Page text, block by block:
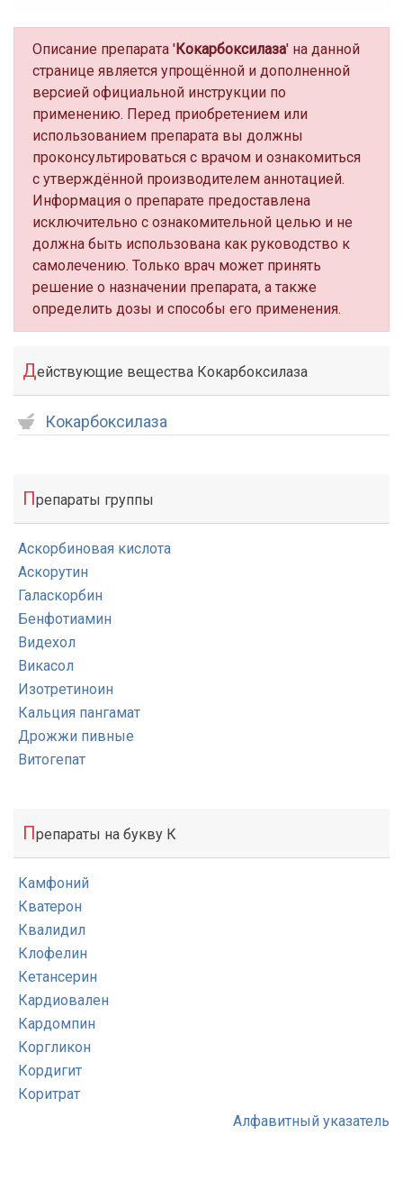
Описание препарата 'Кокарбоксилаза' на данной
странице является упрощённой и дополненной
версией официальной инструкции по
применению. Перед приобретением или
использованием препарата вы должны
проконсультироваться с врачом и ознакомиться
с утверждённой производителем аннотацией.
Информация о препарате предоставлена
исключительно с ознакомительной целью и не
должна быть использована как руководство к
самолечению. Только врач может принять
решение о назначении препарата, а также
определить дозы и способы его применения.
Действующие вещества Кокарбоксилаза
Кокарбоксилаза
Препараты группы
Аскорбиновая кислота
Аскорутин
Галаскорбин
Бенфотиамин
Видехол
Викасол
Изотретиноин
Кальция пангамат
Дрожжи пивные
Витогепат
Препараты на букву К
Камфоний
Кватерон
Квалидил
Клофелин
Кетансерин
Кардиовален
Кардомпин
Коргликон
Кордигит
Коритрат
Алфавитный указатель